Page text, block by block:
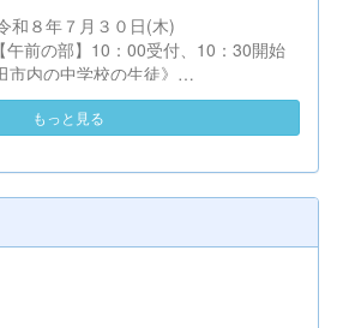
した。そのおかげでこ
自信につながりました。
間でした。 先輩たちあ
。 これからは、代替
となります。1年後悔
ージャー 佐久間理
年７月３０日(木)
10：00受付、10：30開始
市内の中学校の生徒》
：30受付、14：00開始
太田市外の中学校の生徒》
案内図）
場図）
飯塚町２００－１ 電
７－８５７７ ３ 対 象 〇令和９
学生およびその保護者、中学校教職
２年生およびその保護者
９年３月卒業見込みの中
もっと見る